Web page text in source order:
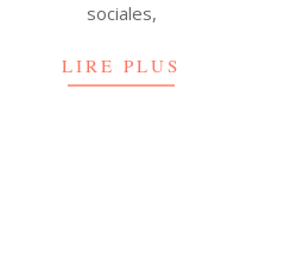
sociales,
LIRE PLUS